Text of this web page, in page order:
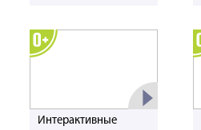
Интерактивные